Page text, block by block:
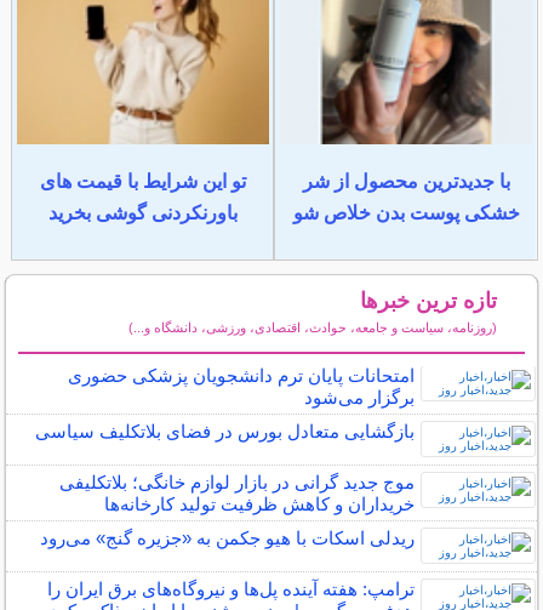
با جدیدترین محصول از شر
خشکی پوست بدن خلاص شو
تو این شرایط با قیمت های
باورنکردنی گوشی بخرید
تازه ترین خبرها
(روزنامه، سیاست و جامعه، حوادث، اقتصادی، ورزشی، دانشگاه و...)
امتحانات پایان ترم دانشجویان پزشکی حضوری
برگزار می‌شود
بازگشایی متعادل بورس در فضای بلاتکلیف سیاسی
موج جدید گرانی در بازار لوازم خانگی؛ بلاتکلیفی
خریداران و کاهش ظرفیت تولید کارخانه‌ها
ریدلی اسکات با هیو جکمن به «جزیره گنج» می‌رود
ترامپ: هفته آینده پل‌ها و نیروگاه‌های برق ایران را